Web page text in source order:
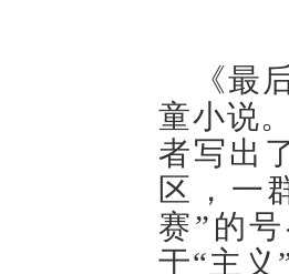
《最
童小说
者写出
区，一
赛”的
于“主